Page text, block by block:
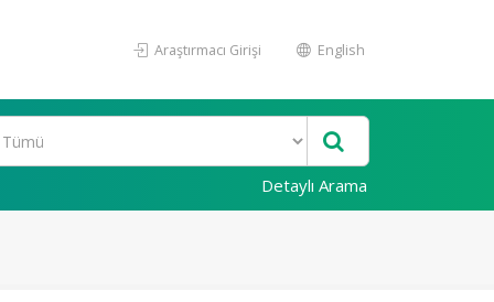
Araştırmacı Girişi English
Detaylı Arama